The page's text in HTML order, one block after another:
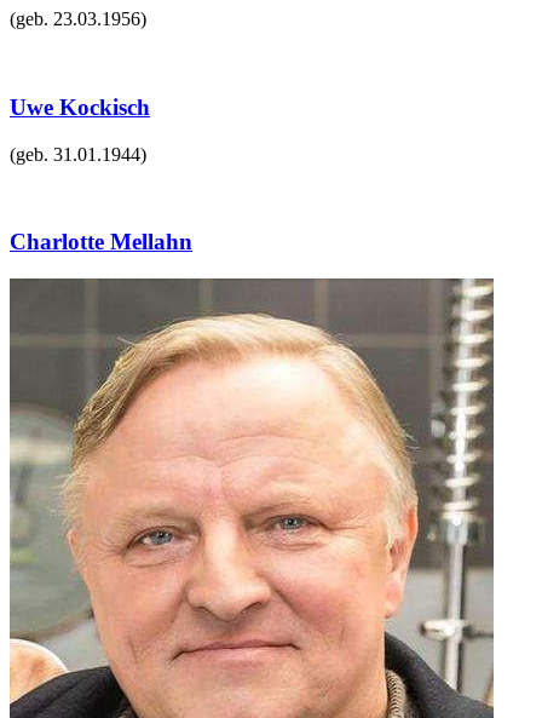
(geb. 23.03.1956)
Uwe Kockisch
(geb. 31.01.1944)
Charlotte Mellahn